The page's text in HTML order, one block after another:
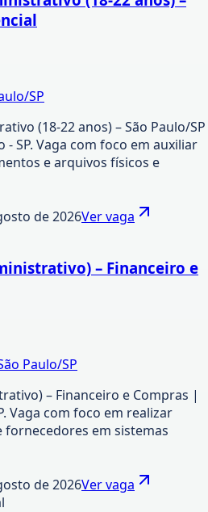
SP
(18-22 anos) – São Paulo/SP
- SP. Vaga com foco em auxiliar
e arquivos físicos e
de 2026Ver vaga
– Financeiro e
Paulo/SP
– Financeiro e Compras |
Vaga com foco em realizar
fornecedores em sistemas
de 2026Ver vaga